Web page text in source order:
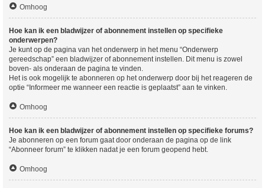
Omhoog
Hoe kan ik een bladwijzer of abonnement instellen op specifieke
onderwerpen?
Je kunt op de pagina van het onderwerp in het menu “Onderwerp
gereedschap” een bladwijzer of abonnement instellen. Dit menu is zowel
boven- als onderaan de pagina te vinden.
Het is ook mogelijk te abonneren op het onderwerp door bij het reageren de
optie “Informeer me wanneer een reactie is geplaatst” aan te vinken.
Omhoog
Hoe kan ik een bladwijzer of abonnement instellen op specifieke forums?
Je abonneren op een forum gaat door onderaan de pagina op de link
“Abonneer forum” te klikken nadat je een forum geopend hebt.
Omhoog